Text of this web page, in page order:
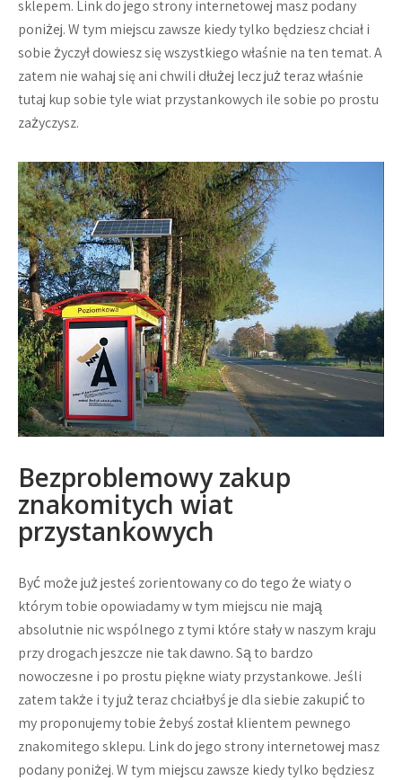
sklepem. Link do jego strony internetowej masz podany
poniżej. W tym miejscu zawsze kiedy tylko będziesz chciał i
sobie życzył dowiesz się wszystkiego właśnie na ten temat. A
zatem nie wahaj się ani chwili dłużej lecz już teraz właśnie
tutaj kup sobie tyle wiat przystankowych ile sobie po prostu
zażyczysz.
Bezproblemowy zakup
znakomitych wiat
przystankowych
Być może już jesteś zorientowany co do tego że wiaty o
którym tobie opowiadamy w tym miejscu nie mają
absolutnie nic wspólnego z tymi które stały w naszym kraju
przy drogach jeszcze nie tak dawno. Są to bardzo
nowoczesne i po prostu piękne wiaty przystankowe. Jeśli
zatem także i ty już teraz chciałbyś je dla siebie zakupić to
my proponujemy tobie żebyś został klientem pewnego
znakomitego sklepu. Link do jego strony internetowej masz
podany poniżej. W tym miejscu zawsze kiedy tylko będziesz